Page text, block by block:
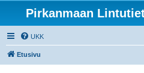
Pirkanmaan
UKK
Etusivu